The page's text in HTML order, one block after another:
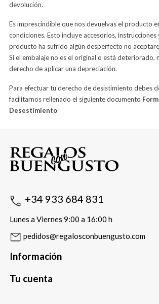
devolución.
Es imprescindible que nos devuelvas el producto
condiciones. Esto incluye accesorios, instrucciones
producto ha sufrido algún desperfecto no
Si el embalaje no es el original o está deteriorado,
derecho de aplicar una depreciación.
Para efectuar tu derecho de desistimiento debes
facilitarnos rellenado el siguiente documento
Desestimiento
+34 933 684 831
Lunes a Viernes 9:00 a 16:00 h
pedidos@regalosconbuengusto.com
Información
Tu cuenta